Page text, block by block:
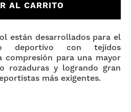
están desarrollados para el
deportivo con tejidos
compresión para una mayor
rozaduras y logrando gran
más exigentes.
AL CARRITO